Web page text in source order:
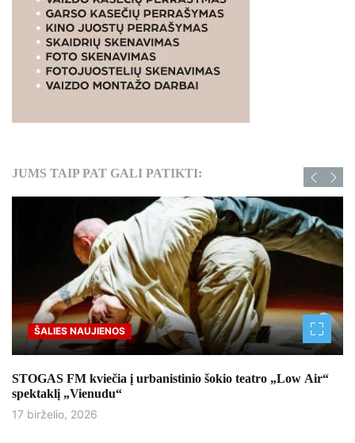
JUMS TAIP PAT GALI PATIKTI:
ŠALIES NAUJIENOS
STOGAS FM kviečia į urbanistinio šokio teatro „Low Air“
spektaklį „Vienudu“
17 birželio, 2026